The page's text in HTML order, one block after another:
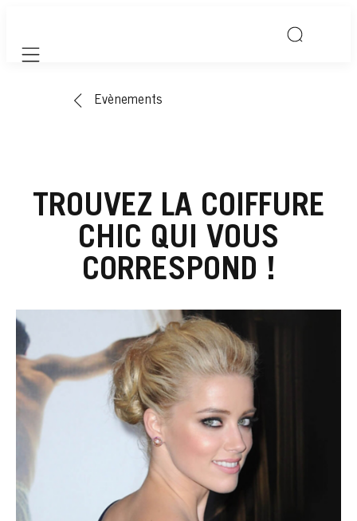
Mobile navigation
Evènements
TROUVEZ LA COIFFURE
CHIC QUI VOUS
CORRESPOND !